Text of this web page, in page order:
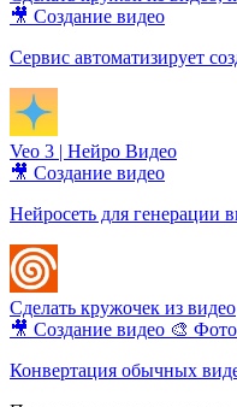
🎥 Создание видео
Сервис автоматизирует
Veo 3 | Нейро Видео
🎥 Создание видео
Нейросеть для генерации
Сделать кружочек из видео
🎥 Создание видео 🎨
Конвертация обычных